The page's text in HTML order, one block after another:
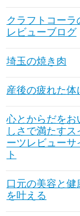
クラフトコーラ
レビューブログ
埼玉の焼き肉
産後の疲れた体
心とからだをお
しさで満たすス
ーツレビューサ
ト
口元の美容と健
を叶える